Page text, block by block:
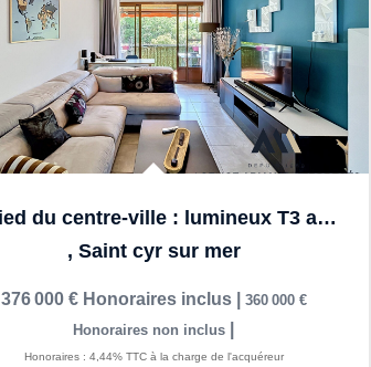
À pied du centre-ville : lumineux T3 avec parking privatif
, Saint cyr sur mer
376 000 € Honoraires inclus
360 000 €
Honoraires non inclus
Honoraires : 4,44% TTC à la charge de l'acquéreur